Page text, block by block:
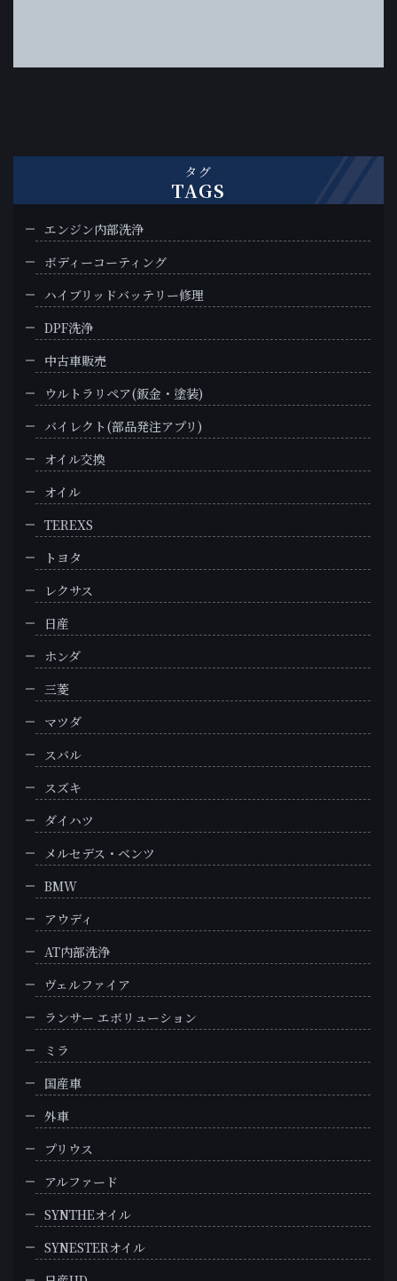
タグ
TAGS
エンジン内部洗浄
ボディーコーティング
ハイブリッドバッテリー修理
DPF洗浄
中古車販売
ウルトラリペア(鈑金・塗装)
バイレクト(部品発注アプリ)
オイル交換
オイル
TEREXS
トヨタ
レクサス
日産
ホンダ
三菱
マツダ
スバル
スズキ
ダイハツ
メルセデス・ベンツ
BMW
アウディ
AT内部洗浄
ヴェルファイア
ランサー エボリューション
ミラ
国産車
外車
プリウス
アルファード
SYNTHEオイル
SYNESTERオイル